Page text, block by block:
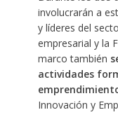
involucrarán a
y líderes del
empresarial y la
marco también
actividades
Innovación y